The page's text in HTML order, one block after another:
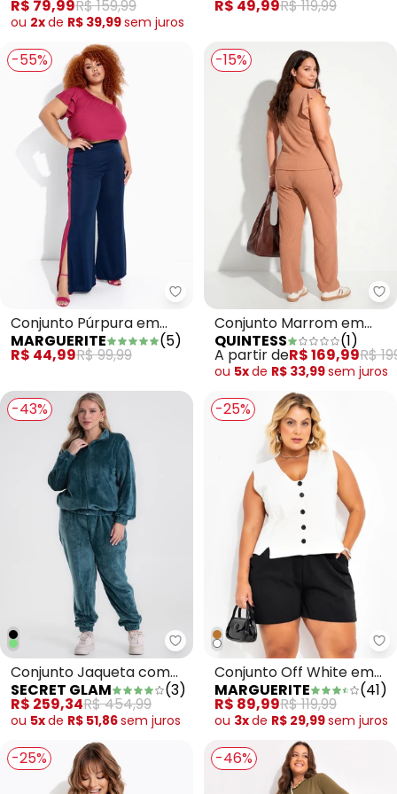
R$ 79,99R$ 159,99
ou 2xde R$ 39,99sem juros
R$ 49,99R$ 119,99
-55%
Marguerite - Conjunto Púrpura
Conjunto Púrpura em
Malha
MARGUERITE (5)
R$ 44,99R$ 99,99
-15%
Conjunto Marrom em
Malha Texturizada
QUINTESS (1)
A partir deR$ 169,99R$
ou 5xde R$ 33,99sem juros
-43%
Secret Glam - Conjunto
Conjunto Jaqueta com
Calça em Plush Verde
SECRET GLAM (3)
R$ 259,34R$ 454,99
ou 5xde R$ 51,86sem juros
-25%
Conjunto Off White em
Malha de Algodão
MARGUERITE (41)
R$ 89,99R$ 119,99
ou 3xde R$ 29,99sem juros
-25% -46%